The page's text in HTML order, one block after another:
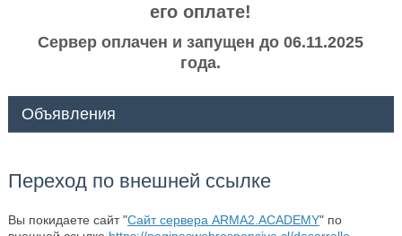
его оплате!
Сервер оплачен и запущен до 06.11.2025
года.
Объявления
Переход по внешней ссылке
Вы покидаете сайт "Сайт сервера ARMA2.ACADEMY" по